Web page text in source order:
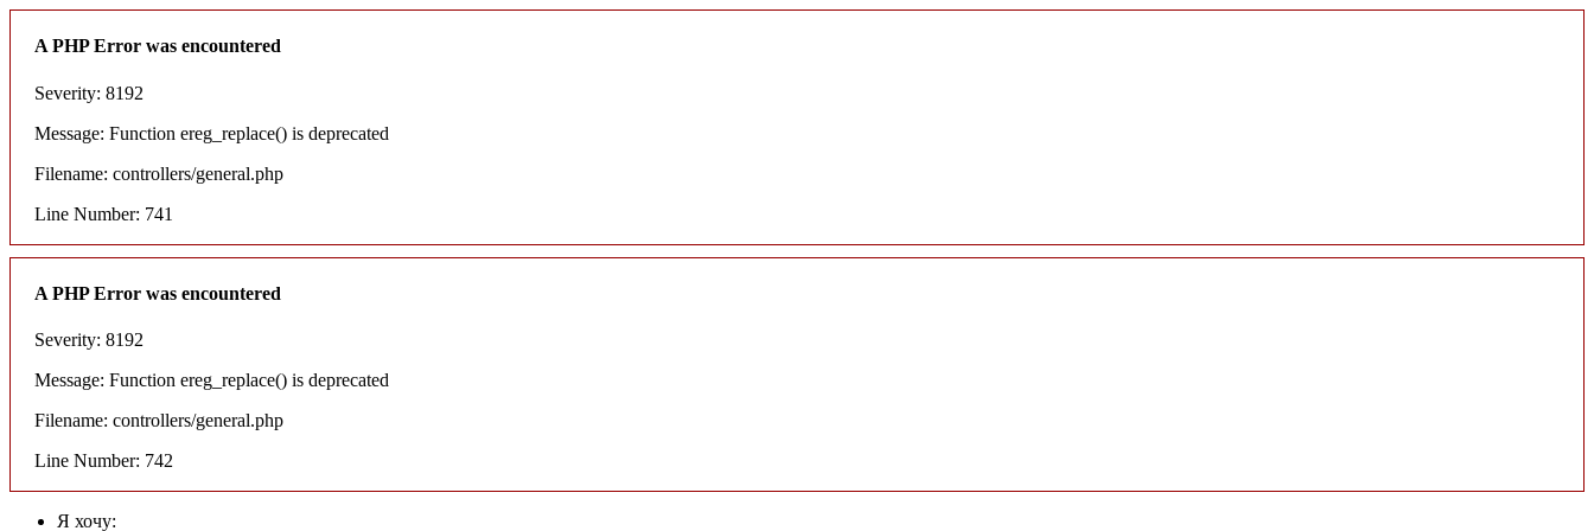
A PHP Error was encountered
Severity: 8192
Message: Function ereg_replace() is deprecated
Filename: controllers/general.php
Line Number: 741
A PHP Error was encountered
Severity: 8192
Message: Function ereg_replace() is deprecated
Filename: controllers/general.php
Line Number: 742
Я хочу: